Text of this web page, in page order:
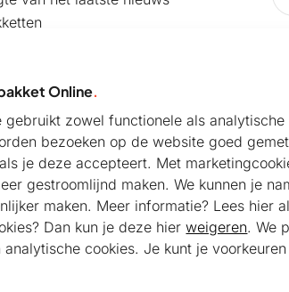
Online.
gebruikt zowel functionele als
bezoeken op de website goed
je deze accepteert. Met
gestroomlijnd maken. We kunnen je
maken. Meer informatie? Lees hier
Dan kun je deze hierweigeren. We
cookies. Je kunt je